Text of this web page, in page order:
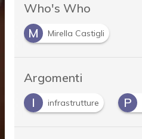
Who's Who
M
Mirella Castigli
Argomenti
I infrastrutture P